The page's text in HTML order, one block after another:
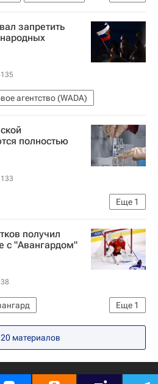
РФ)
Россиязапретить
агентство (WADA)
полностью
Еще 1
агентство (WADA)
получил
с "Авангардом"
Еще 1
материалов